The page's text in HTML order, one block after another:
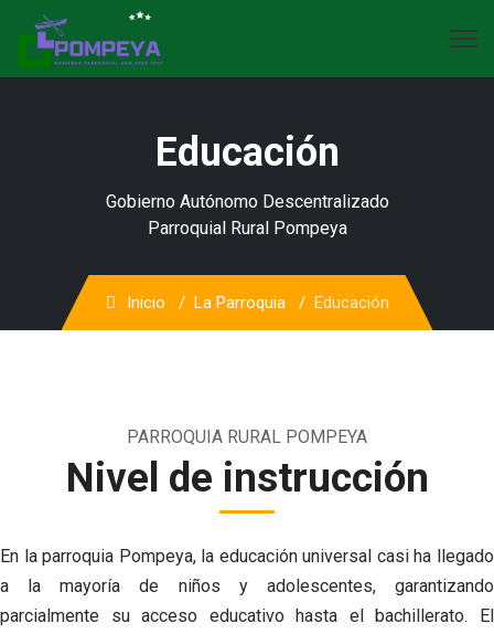
Educación
Gobierno Autónomo Descentralizado
Parroquial Rural Pompeya
Inicio La Parroquia Educación
PARROQUIA RURAL POMPEYA
Nivel de instrucción
En la parroquia Pompeya, la educación universal casi ha llegado
a la mayoríade niños y adolescentes, garantizando
parcialmente su acceso educativo hasta elbachillerato. El